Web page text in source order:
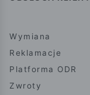
Wymiana
Reklamacje
Platforma ODR
Zwroty